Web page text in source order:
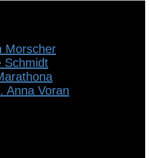
Morscher
Schmidt
Anna Voran